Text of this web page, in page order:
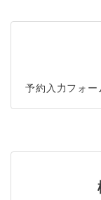
予約入力フォー